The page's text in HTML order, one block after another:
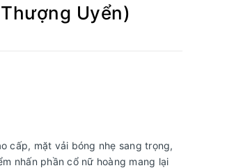
Uyển)
cấp, mặt vải bóng nhẹ sang trọng,
nhấn phần cổ nữ hoàng mang lại